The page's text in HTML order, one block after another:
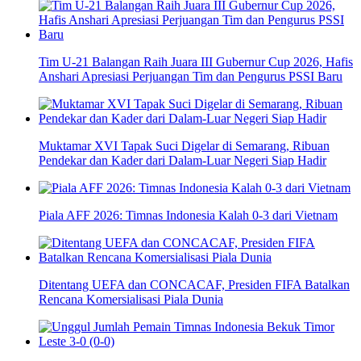
Tim U-21 Balangan Raih Juara III Gubernur Cup 2026, Hafis
Anshari Apresiasi Perjuangan Tim dan Pengurus PSSI Baru
Muktamar XVI Tapak Suci Digelar di Semarang, Ribuan
Pendekar dan Kader dari Dalam-Luar Negeri Siap Hadir
Piala AFF 2026: Timnas Indonesia Kalah 0-3 dari Vietnam
Ditentang UEFA dan CONCACAF, Presiden FIFA Batalkan
Rencana Komersialisasi Piala Dunia